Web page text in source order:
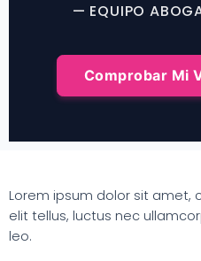
— EQUIPO
Comprobar Mi
Lorem ipsum dolor sit amet,
elit tellus, luctus nec
leo.